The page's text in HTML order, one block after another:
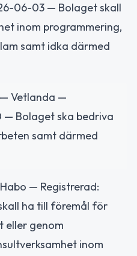
06-03 — Bolaget skall
inom programmering,
samt idka därmed
— Vetlanda —
— Bolaget ska bedriva
samt därmed
— Registrerad:
ha till föremål för
eller genom
inom